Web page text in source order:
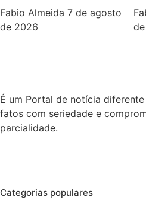
Fabio Almeida 7 de agosto
de 2026
É um Portal de notícia
fatos com seriedade e
parcialidade.
Categorias populares